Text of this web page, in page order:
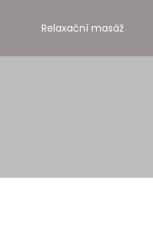
Relaxační masáž